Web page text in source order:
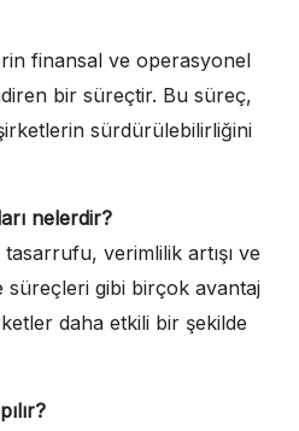
finansal ve operasyonel
bir süreçtir. Bu süreç,
sürdürülebilirliğini
nelerdir?
verimlilik artışı ve
süreçleri gibi birçok avantaj
daha etkili bir şekilde